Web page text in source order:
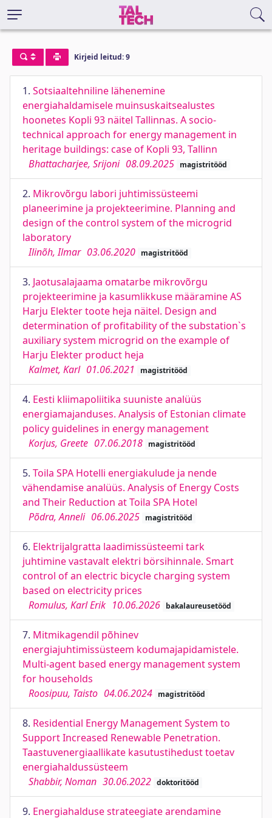
Kirjeid leitud: 9
1. Sotsiaaltehniline lähenemine
energiahaldamisele muinsuskaitsealustes
hoonetes Kopli 93 näitel Tallinnas. A socio-
technical approach for energy management in
heritage buildings: case of Kopli 93, Tallinn
Bhattacharjee, Srijoni 08.09.2025 magistritööd
2. Mikrovõrgu labori juhtimissüsteemi
planeerimine ja projekteerimine. Planning and
design of the control system of the microgrid
laboratory
Ilinõh, Ilmar 03.06.2020 magistritööd
3. Jaotusalajaama omatarbe mikrovõrgu
projekteerimine ja kasumlikkuse määramine AS
Harju Elekter toote heja näitel. Design and
determination of profitability of the substation`s
auxiliary system microgrid on the example of
Harju Elekter product heja
Kalmet, Karl 01.06.2021 magistritööd
4. Eesti kliimapoliitika suuniste analüüs
energiamajanduses. Analysis of Estonian climate
policy guidelines in energy management
Korjus, Greete 07.06.2018 magistritööd
5. Toila SPA Hotelli energiakulude ja nende
vähendamise analüüs. Analysis of Energy Costs
and Their Reduction at Toila SPA Hotel
Põdra, Anneli 06.06.2025 magistritööd
6. Elektrijalgratta laadimissüsteemi tark
juhtimine vastavalt elektri börsihinnale. Smart
control of an electric bicycle charging system
based on electricity prices
Romulus, Karl Erik 10.06.2026 bakalaureusetööd
7. Mitmikagendil põhinev
energiajuhtimissüsteem kodumajapidamistele.
Multi-agent based energy management system
for households
Roosipuu, Taisto 04.06.2024 magistritööd
8. Residential Energy Management System to
Support Increased Renewable Penetration.
Taastuvenergiaallikate kasutustihedust toetav
energiahaldussüsteem
Shabbir, Noman 30.06.2022 doktoritööd
9. Energiahalduse strateegiate arendamine